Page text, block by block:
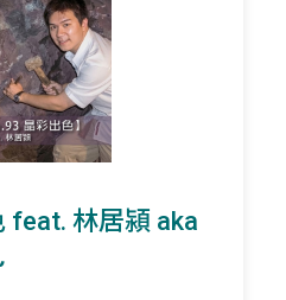
feat. 林居潁 aka